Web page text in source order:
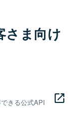
さま向け
きる公式API